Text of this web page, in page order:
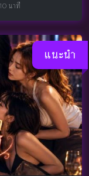
นาที
แนะนำ